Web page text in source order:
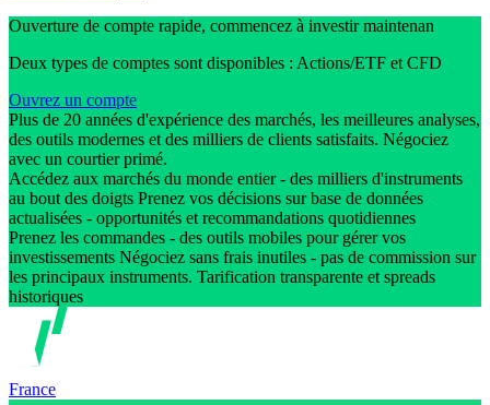
Ouverture de compte rapide, commencez à investir maintenan
Deux types de comptes sont disponibles : Actions/ETF et CFD
Ouvrez un compte
Plus de 20 années d'expérience des marchés, les meilleures analyses,
des outils modernes et des milliers de clients satisfaits. Négociez
avec un courtier primé.
Accédez aux marchés du monde entier - des milliers d'instruments
au bout des doigts Prenez vos décisions sur base de données
actualisées - opportunités et recommandations quotidiennes
Prenez les commandes - des outils mobiles pour gérer vos
investissements Négociez sans frais inutiles - pas de commission sur
les principaux instruments. Tarification transparente et spreads
historiques
France